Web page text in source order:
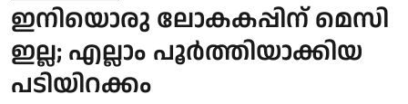
ഇനിയൊരു ലോകകപ്പിന് മെസി
ഇല്ല; എല്ലാം പൂർത്തിയാക്കിയ
പടിയിറക്കം